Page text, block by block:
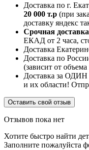
Доставка по г.
20 000 т.р (при
доставку яндекс
Срочная доставка
ЕКАД от 2 часа,
Доставка
Доставка по
(зависит от объема
Доставка за
и их области!
Оставить свой отзыв
Отзывов пока нет
Хотите быстро найти
Заполните пожалуйста